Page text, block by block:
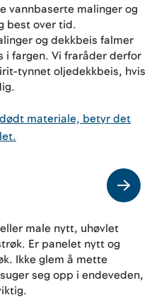
vannbaserte malinger og
best over tid.
og dekkbeis falmer
i fargen. Vi fraråder derfor
tynnet oljedekkbeis, hvis
materiale, betyr det
male nytt, uhøvlet
Er panelet nytt og
Ikke glem å mette
seg opp i endeveden,